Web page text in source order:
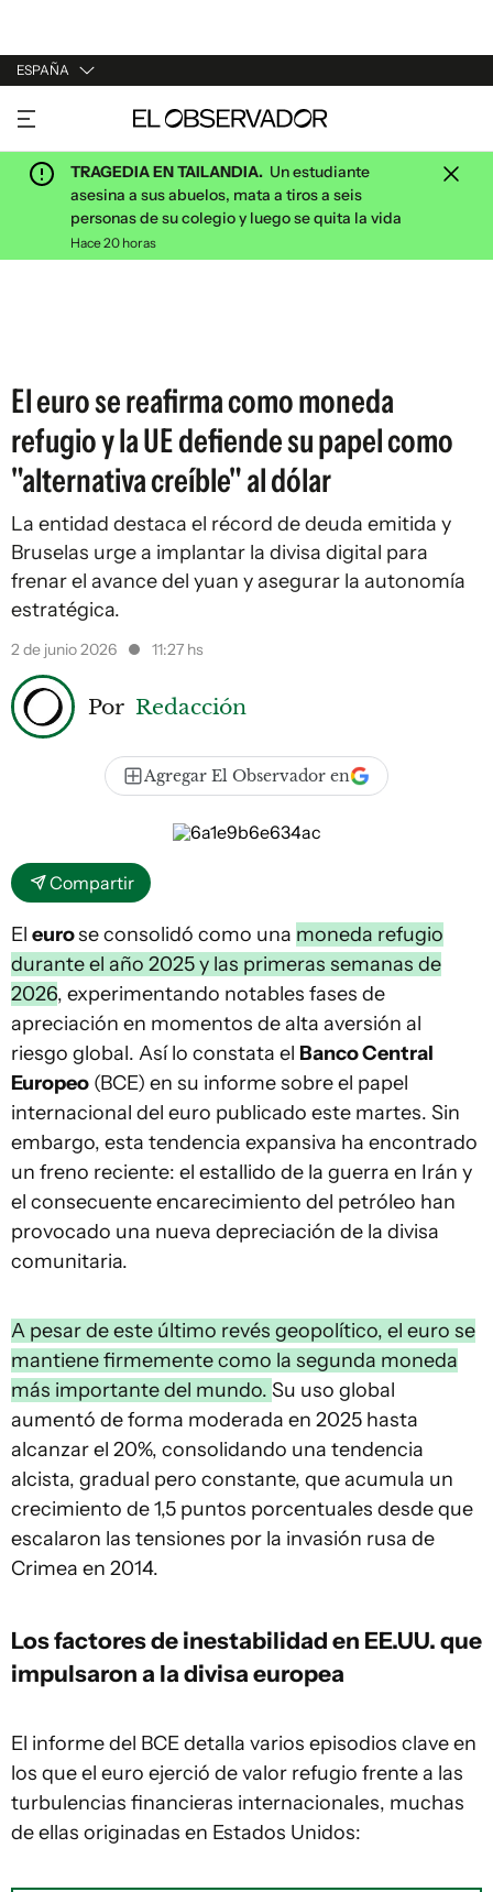
ESPAÑA
URUGUAY
ARGENTINA
ESPAÑA
ESTADOS UNIDOS
TRAGEDIA EN TAILANDIA. Un estudiante
asesina a sus abuelos, mata a tiros a seis
personas de su colegio y luego se quita la vida
Hace 20 horas
El euro se reafirma como moneda
refugio y la UE defiende su papel como
"alternativa creíble" al dólar
La entidad destaca el récord de deuda emitida y
Bruselas urge a implantar la divisa digital para
frenar el avance del yuan y asegurar la autonomía
estratégica.
2 de junio 2026 11:27 hs
Por Redacción
Agregar El Observador en
Compartir
El eurose consolidó como una moneda refugio
durante el año 2025 y las primeras semanas de
2026, experimentando notables fases de
apreciación en momentos de alta aversión al
riesgo global. Así lo constata el Banco Central
Europeo (BCE) en su informe sobre el papel
internacional del euro publicado este martes. Sin
embargo, esta tendencia expansiva ha encontrado
un freno reciente: el estallido de la guerra en Irán y
el consecuente encarecimiento del petróleo han
provocado una nueva depreciación de la divisa
comunitaria.
A pesar de este último revés geopolítico, el euro se
mantiene firmemente como la segunda moneda
más importante del mundo. Su uso global
aumentó de forma moderada en 2025 hasta
alcanzar el 20%, consolidando una tendencia
alcista, gradual pero constante, que acumula un
crecimiento de 1,5 puntos porcentuales desde que
escalaron las tensiones por la invasión rusa de
Crimea en 2014.
Los factores de inestabilidad en EE.UU. que
impulsaron a la divisa europea
El informe del BCE detalla varios episodios clave en
los que el euro ejerció de valor refugio frente a las
turbulencias financieras internacionales, muchas
de ellas originadas en Estados Unidos: